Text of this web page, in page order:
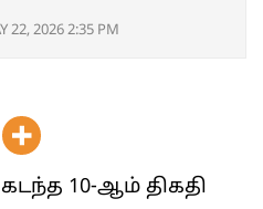
22, 2026 2:35 PM
10-ஆம் திகதி